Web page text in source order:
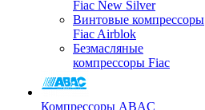
Fiac New Silver
Винтовые компрессоры
Fiac Airblok
Безмасляные
компрессоры Fiac
Компрессоры ABAC